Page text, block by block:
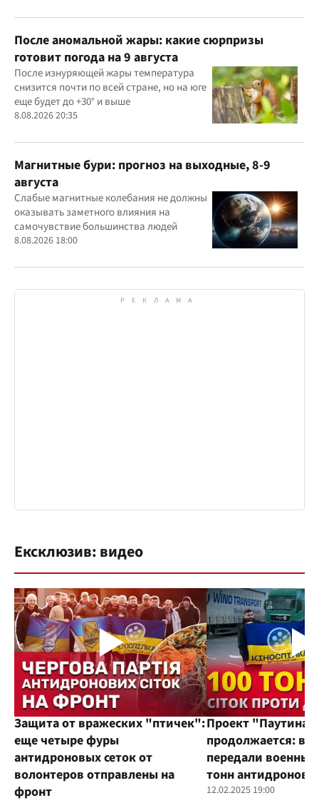
После аномальной жары: какие сюрпризы
готовит погода на 9 августа
После изнуряющей жары температура
снизится почти по всей стране, но на юге
еще будет до +30° и выше
8.08.2026 20:35
Магнитные бури: прогноз на выходные, 8-9
августа
Слабые магнитные колебания не должны
оказывать заметного влияния на
самочувствие большинства людей
8.08.2026 18:00
Ексклюзив: видео
Защита от вражеских "птичек":
еще четыре фуры
антидроновых сеток от
волонтеров отправлены на
фронт
Проект "Паутина"
продолжается:
передали
тонн
12.02.2025 19:00